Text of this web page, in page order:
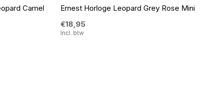
Camel
Ernest Horloge Leopard Grey Rose Mini
€18,95
Incl. btw